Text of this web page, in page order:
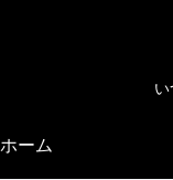
ホーム